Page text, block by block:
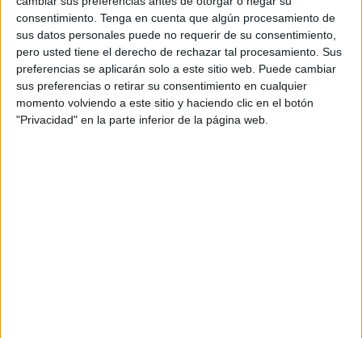
consentimiento. Tenga en cuenta que algún procesamiento de
sus datos personales puede no requerir de su consentimiento,
pero usted tiene el derecho de rechazar tal procesamiento. Sus
preferencias se aplicarán solo a este sitio web. Puede cambiar
sus preferencias o retirar su consentimiento en cualquier
momento volviendo a este sitio y haciendo clic en el botón
"Privacidad" en la parte inferior de la página web.
modificar regularmente la postura mientras se
llama, con el fin de evitar calambres y molestias.
Si se mantiene una postura durante mucho
tiempo puede aparecer la fatiga muscular,
dolores, rigidez… Se aconseja realizar ejercicios
de rotación de hombros y cadera.